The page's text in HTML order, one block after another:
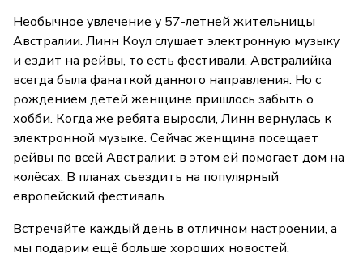
Необычное увлечение у 57-летней жительницы
Австралии. Линн Коул слушает электронную музыку
и ездит на рейвы, то есть фестивали. Австралийка
всегда была фанаткой данного направления. Но с
рождением детей женщине пришлось забыть о
хобби. Когда же ребята выросли, Линн вернулась к
электронной музыке. Сейчас женщина посещает
рейвы по всей Австралии: в этом ей помогает дом на
колёсах. В планах съездить на популярный
европейский фестиваль.
Встречайте каждый день в отличном настроении, а
мы подарим ещё больше хороших новостей.